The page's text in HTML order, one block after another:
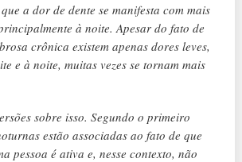
a dor de dente se manifesta com mais
à noite. Apesar do fato de
crônica existem apenas dores leves,
e à noite, muitas vezes se tornam mais
sobre isso. Segundo o primeiro
estão associadas ao fato de que
pessoa é ativa e, nesse contexto, não